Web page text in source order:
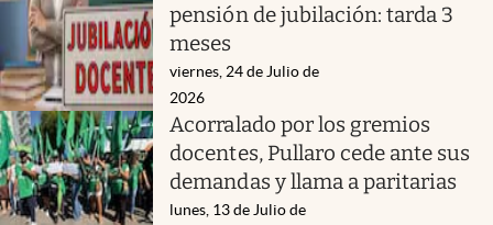
pensión de jubilación: tarda 3
meses
viernes, 24 de Julio de
2026
Acorralado por los gremios
docentes, Pullaro cede ante sus
demandas y llama a paritarias
lunes, 13 de Julio de